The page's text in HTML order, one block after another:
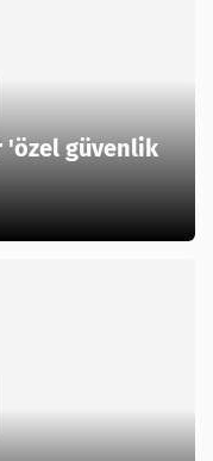
'özel güvenlik